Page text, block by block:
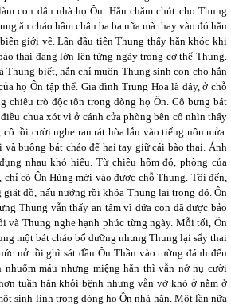
con dâu nhà họ Ôn. Hắn chăm chút cho Thung
ăn cháo hầm chân ba ba nữa mà thay vào đó hắn
giới về. Lần đầu tiên Thung thấy hắn khóc khi
thai đang lớn lên từng ngày trong cơ thể Thung.
Thung biết, hắn chỉ muốn Thung sinh con cho hắn
họ Ôn tập thể. Gia đình Trung Hoa là đây, ở chỗ
chiêu trò độc tôn trong dòng họ Ôn. Cô bưng bát
chua xót vì ở cánh cửa phòng bên cô nhìn thấy
rồi cười nghe ran rát hòa lẫn vào tiếng nôn mửa.
và buông bát cháo để hai tay giữ cái bào thai. Ánh
nhau khó hiểu. Từ chiều hôm đó, phòng của
chỉ có Ôn Hùng mới vào được chỗ Thung. Tối đến,
giặt đồ, nấu nướng rồi khóa Thung lại trong đó. Ôn
Thung vẫn thấy an tâm vì đứa con đã được bảo
và Thung nghe hạnh phúc từng ngày. Mỗi tối, Ôn
một bát cháo bổ dưỡng nhưng Thung lại sẩy thai
nở rồi ghì sát đầu Ôn Thần vào tường đánh đến
nhuốm máu nhưng miệng hắn thì vẫn nở nụ cười
tuần hắn khỏi bệnh nhưng vẫn vờ khó ở nằm ở
sinh linh trong dòng họ Ôn nhà hắn. Một lần nữa